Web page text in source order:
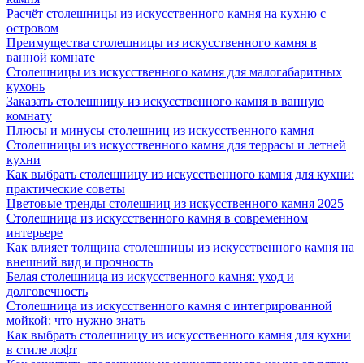
Расчёт столешницы из искусственного камня на кухню с
островом
Преимущества столешницы из искусственного камня в
ванной комнате
Столешницы из искусственного камня для малогабаритных
кухонь
Заказать столешницу из искусственного камня в ванную
комнату
Плюсы и минусы столешниц из искусственного камня
Столешницы из искусственного камня для террасы и летней
кухни
Как выбрать столешницу из искусственного камня для кухни:
практические советы
Цветовые тренды столешниц из искусственного камня 2025
Столешница из искусственного камня в современном
интерьере
Как влияет толщина столешницы из искусственного камня на
внешний вид и прочность
Белая столешница из искусственного камня: уход и
долговечность
Столешница из искусственного камня с интегрированной
мойкой: что нужно знать
Как выбрать столешницу из искусственного камня для кухни
в стиле лофт